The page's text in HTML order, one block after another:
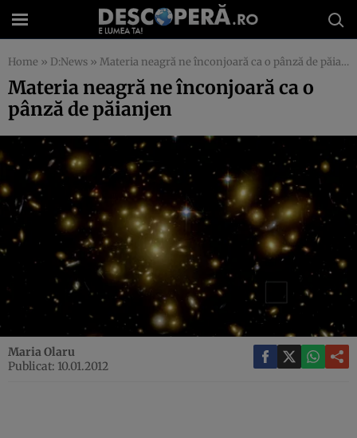
Home » D:News » Materia neagră ne înconjoară ca o pânză de păianjen
Materia neagră ne înconjoară ca o
pânză de păianjen
Maria Olaru
Publicat: 10.01.2012